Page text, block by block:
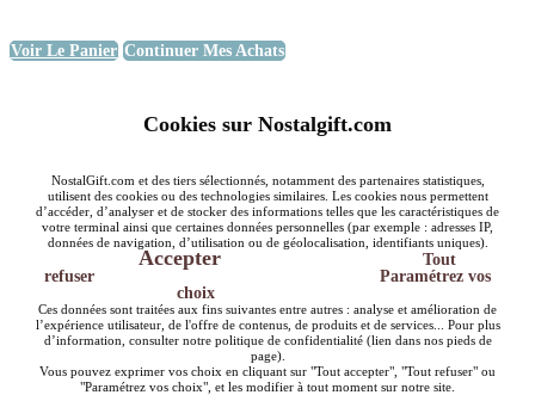
Voir Le Panier Continuer Mes Achats
Cookies sur Nostalgift.com
NostalGift.com et des tiers sélectionnés, notamment des partenaires statistiques,
utilisent des cookies ou des technologies similaires. Les cookies nous permettent
d’accéder, d’analyser et de stocker des informations telles que les caractéristiques de
votre terminal ainsi que certaines données personnelles (par exemple : adresses IP,
données de navigation, d’utilisation ou de géolocalisation, identifiants uniques).
Accepter
Tout
refuser
Paramétrez vos
choix
Ces données sont traitées aux fins suivantes entre autres : analyse et amélioration de
l’expérience utilisateur, de l'offre de contenus, de produits et de services... Pour plus
d’information, consulter notre politique de confidentialité (lien dans nos pieds de
page).
Vous pouvez exprimer vos choix en cliquant sur "Tout accepter", "Tout refuser" ou
"Paramétrez vos choix", et les modifier à tout moment sur notre site.